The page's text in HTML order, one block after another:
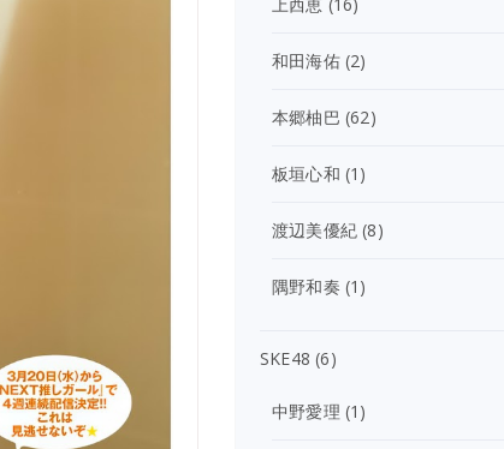
和田海佑(2)
本郷柚巴 (62)
板垣心和 (1)
渡辺美優紀 (8)
隅野和奏 (1)
SKE48 (6)
中野愛理 (1)